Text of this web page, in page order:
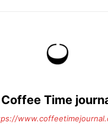
Coffee Time